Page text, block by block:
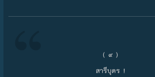
( ๙ )
สารีบุตร !